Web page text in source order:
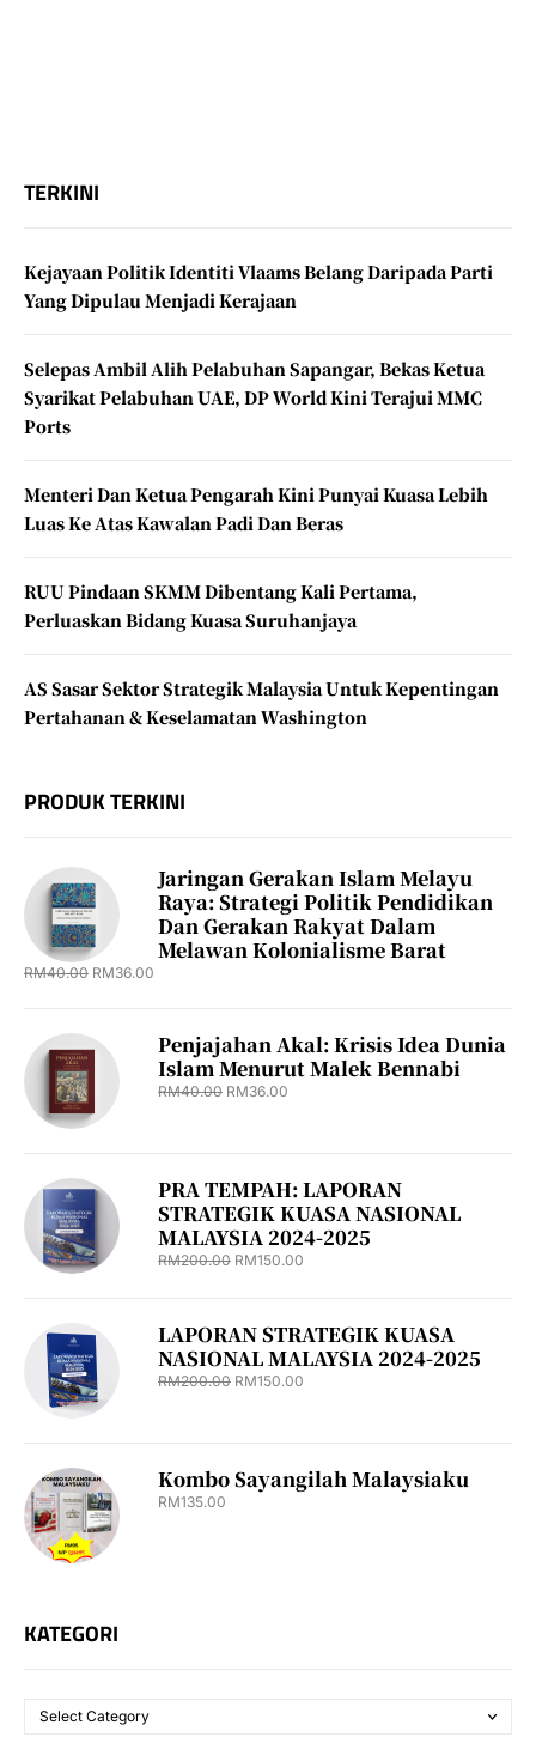
TERKINI
Kejayaan Politik Identiti Vlaams Belang Daripada Parti
Yang Dipulau Menjadi Kerajaan
Selepas Ambil Alih Pelabuhan Sapangar, Bekas Ketua
Syarikat Pelabuhan UAE, DP World Kini Terajui MMC
Ports
Menteri Dan Ketua Pengarah Kini Punyai Kuasa Lebih
Luas Ke Atas Kawalan Padi Dan Beras
RUU Pindaan SKMM Dibentang Kali Pertama,
Perluaskan Bidang Kuasa Suruhanjaya
AS Sasar Sektor Strategik Malaysia Untuk Kepentingan
Pertahanan & Keselamatan Washington
PRODUK TERKINI
Jaringan Gerakan Islam Melayu
Raya: Strategi Politik Pendidikan
Dan Gerakan Rakyat Dalam
Melawan Kolonialisme Barat
RM40.00 RM36.00
Penjajahan Akal: Krisis Idea Dunia
Islam Menurut Malek Bennabi
RM40.00 RM36.00
PRA TEMPAH: LAPORAN
STRATEGIK KUASA NASIONAL
MALAYSIA 2024-2025
RM200.00 RM150.00
LAPORAN STRATEGIK KUASA
NASIONAL MALAYSIA 2024-2025
RM200.00 RM150.00
Kombo Sayangilah Malaysiaku
RM135.00
KATEGORI